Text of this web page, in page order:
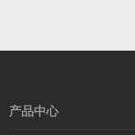
产品中心